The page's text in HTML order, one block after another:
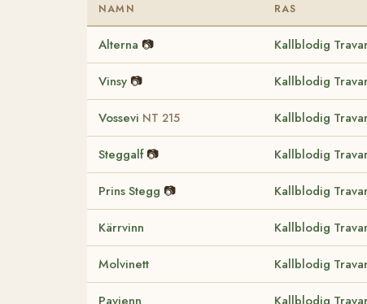
NAMN RAS
Alterna 📷 Kallblodig
Vinsy 📷 Kallblodig
Vossevi NT 215 Kallblodig
Steggalf 📷 Kallblodig
Prins Stegg 📷 Kallblodig
Kärrvinn Kallblodig
Molvinett Kallblodig
Pavienn Kallblodig